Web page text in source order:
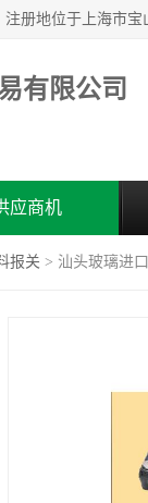
有限公司
应商机
报关 > 汕头玻璃进